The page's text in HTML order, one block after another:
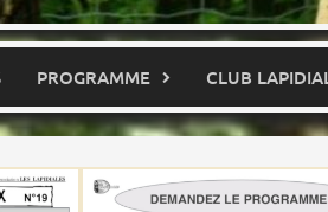
PROGRAMME CLUB